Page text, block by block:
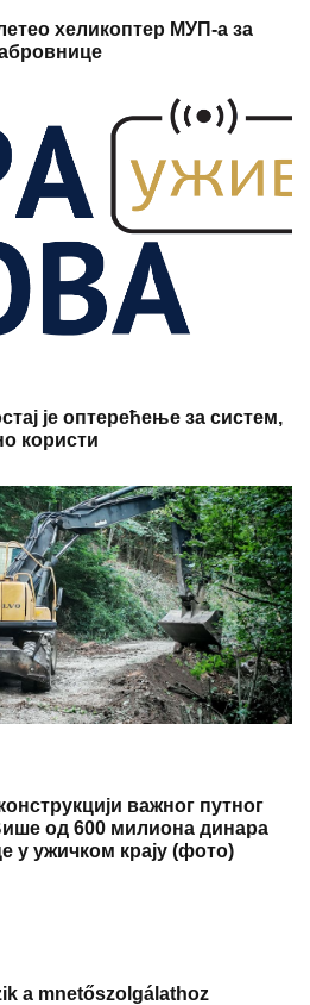
хеликоптер МУП-а за
је оптерећење за систем,
користи
важног путног
од 600 милиона динара
у ужичком крају (фото)
a mnetőszolgálathoz